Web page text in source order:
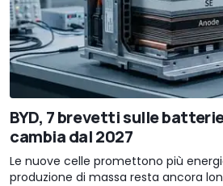
BYD, 7 brevetti sulle
cambia dal 2027
Le nuove celle promettono più
produzione di massa resta ancora